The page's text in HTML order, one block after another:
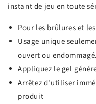
instant de jeu en toute
Pour les brûlures et
Usage unique
ouvert ou endommagé.
Appliquez le gel
Arrêtez d'utiliser
produit